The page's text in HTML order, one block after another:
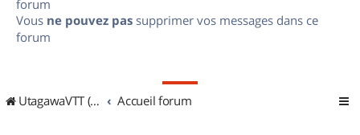
forum
Vous ne pouvez pas supprimer vos messages dans ce
forum
UtagawaVTT (Randos VTT et VTTAE avec traces GPS) Accueil forum